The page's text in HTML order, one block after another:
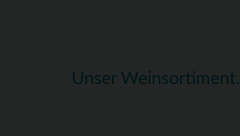
Unser Weinsortiment.